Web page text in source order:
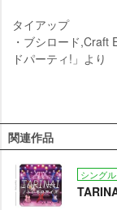
タイアップ
・ブシロード,Craft
ドパーティ!」より
関連作品
シングル